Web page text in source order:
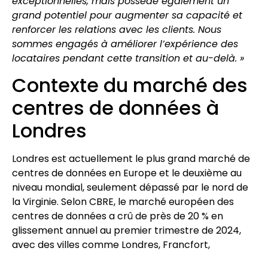
grand potentiel pour augmenter sa capacité et
renforcer les relations avec les clients. Nous
sommes engagés à améliorer l’expérience des
locataires pendant cette transition et au-delà. »
Contexte du marché des
centres de données à
Londres
Londres est actuellement le plus grand marché de
centres de données en Europe et le deuxième au
niveau mondial, seulement dépassé par le nord de
la Virginie. Selon CBRE, le marché européen des
centres de données a crû de près de 20 % en
glissement annuel au premier trimestre de 2024,
avec des villes comme Londres, Francfort,